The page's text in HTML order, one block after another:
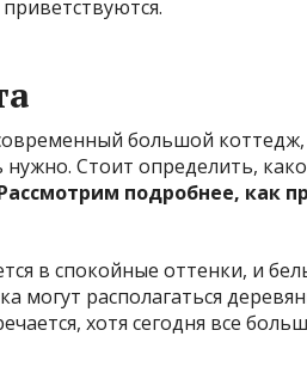
большой
Стоит определить,
подробнее, как
в спокойные оттенки, и
располагаться
хотя сегодня все